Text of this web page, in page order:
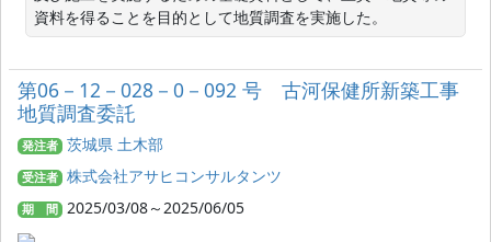
資料を得ることを目的として地質調査を実施した。
第06－12－028－0－092 号 古河保健所新築工事
地質調査委託
発注者 茨城県 土木部
受注者 株式会社アサヒコンサルタンツ
期 間 2025/03/08～2025/06/05